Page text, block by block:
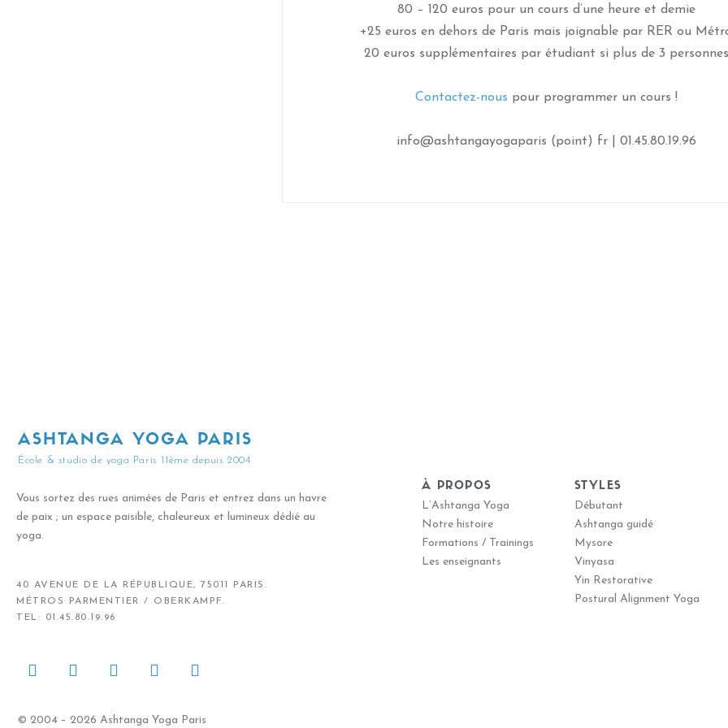
80 – 120 euros pour un cours d’une heure et demie
+25 euros en dehors de Paris mais joignable par RER ou
20 euros supplémentaires par étudiant si plus de 3 personnes
Contactez-nous pour programmer un cours !
info@ashtangayogaparis (point) fr | 01.45.80.19.96
ASHTANGA YOGA PARIS
École & studio de yoga Paris 11ème depuis 2004
Vous sortez des rues animées de Paris et entrez dans un havre
de paix ; un espace paisible, chaleureux et lumineux dédié au
yoga.
40 AVENUE DE LA RÉPUBLIQUE, 75011 PARIS.
MÉTROS PARMENTIER / OBERKAMPF.
TEL: 01.45.80.19.96
À PROPOS
L’Ashtanga Yoga
Notre histoire
Formations / Trainings
Les enseignants
STYLES
Débutant
Ashtanga guidé
Mysore
Vinyasa
Yin Restorative
Postural Alignment Yoga
© 2004 – 2026 Ashtanga Yoga Paris